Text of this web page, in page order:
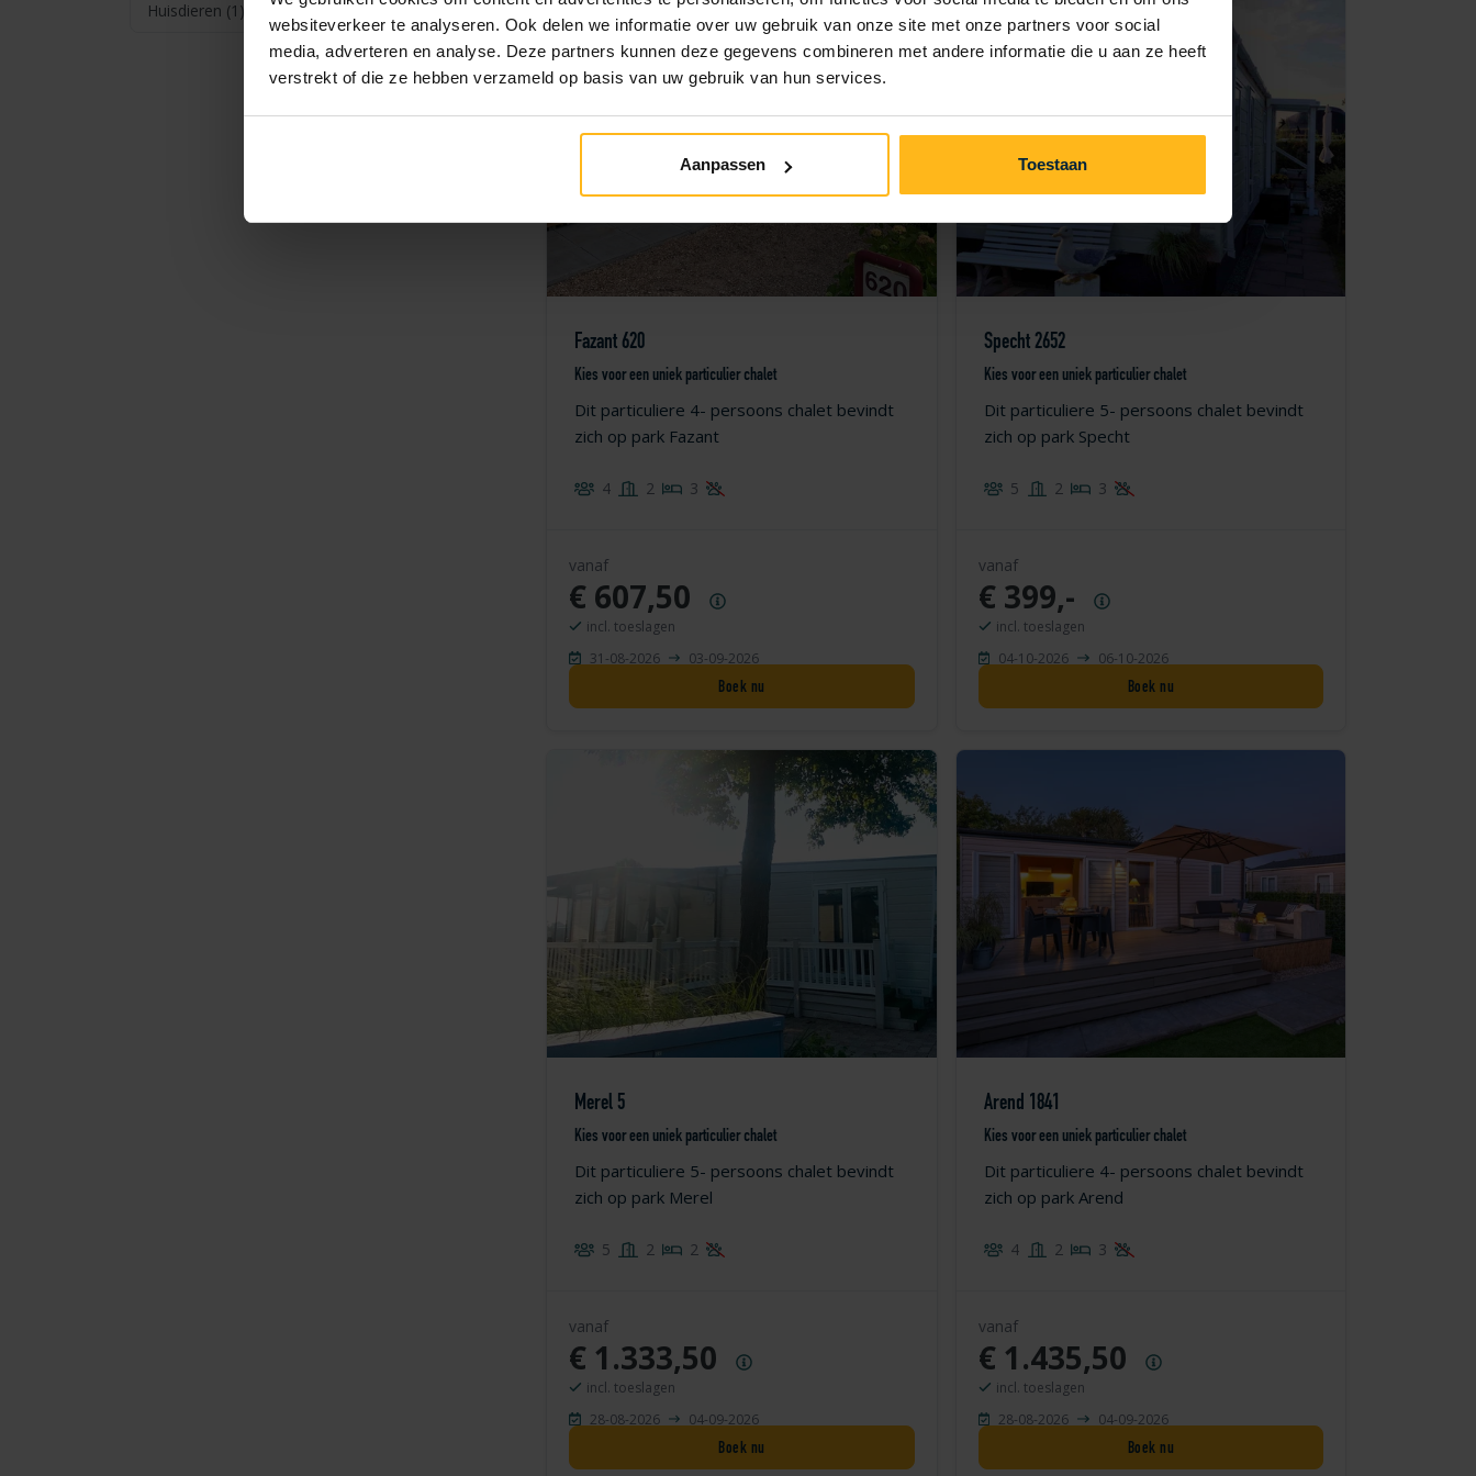
websiteverkeer te analyseren. Ook delen we informatie over uw gebruik van onze site met onze partners voor social
media, adverteren en analyse. Deze partners kunnen deze gegevens combineren met andere informatie die u aan ze heeft
verstrekt of die ze hebben verzameld op basis van uw gebruik van hun services.
Aanpassen Toestaan
Overdekte veranda
21
73
Huisdieren (1)
Huisdieren niet toegestaan 114
Fazant 620
Kies voor een uniek particulier chalet
Dit particuliere 4- persoons chalet bevindt
zich op park Fazant
4 2 3
vanaf
€ 607,50
incl. toeslagen
31-08-2026
03-09-2026
Boek nu
Specht 2652
Kies voor een uniek particulier chalet
Dit particuliere 5- persoons chalet bevindt
zich op park Specht
5 2 3
vanaf
€ 399,-
incl. toeslagen
04-10-2026
06-10-2026
Boek nu
Merel 5
Kies voor een uniek particulier chalet
Dit particuliere 5- persoons chalet bevindt
zich op park Merel
5 2 2
vanaf
€ 1.333,50
incl. toeslagen
28-08-2026
04-09-2026
Boek nu
Arend 1841
Kies voor een uniek particulier chalet
Dit particuliere 4- persoons chalet bevindt
zich op park Arend
4 2 3
vanaf
€ 1.435,50
incl. toeslagen
28-08-2026
04-09-2026
Boek nu